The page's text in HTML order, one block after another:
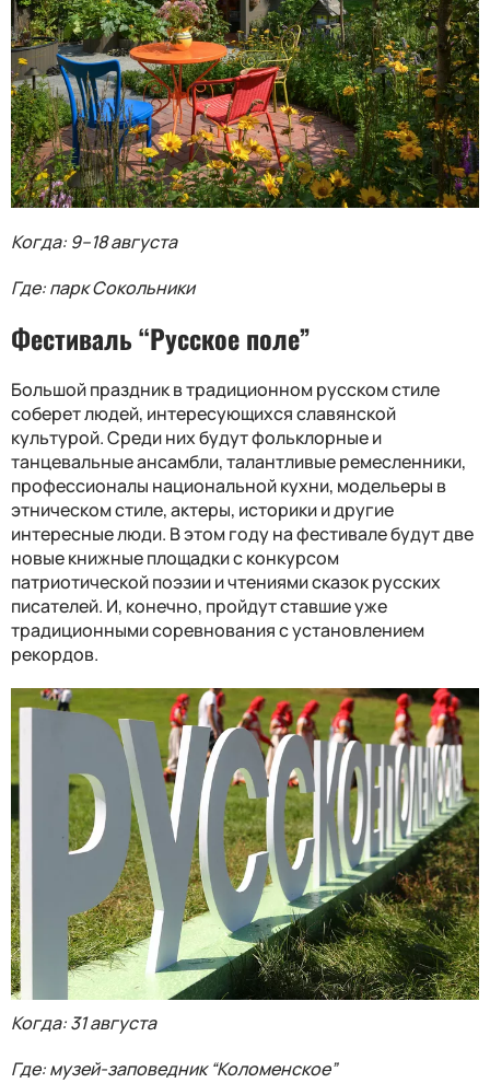
Когда: 9–18 августа
Где: парк Сокольники
Фестиваль “Русское поле”
Большой праздник в традиционном русском стиле
соберет людей, интересующихся славянской
культурой. Среди них будут фольклорные и
танцевальные ансамбли, талантливые ремесленники,
профессионалы национальной кухни, модельеры в
этническом стиле, актеры, историки и другие
интересные люди. В этом году на фестивале будут две
новые книжные площадки с конкурсом
патриотической поэзии и чтениями сказок русских
писателей. И, конечно, пройдут ставшие уже
традиционными соревнования с установлением
рекордов.
Когда: 31 августа
Где: музей-заповедник “Коломенское”